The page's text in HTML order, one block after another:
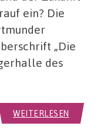
ein? Die
„Die
des
WEITERLESEN